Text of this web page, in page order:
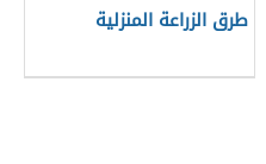
طرق الزراعة المنزلية